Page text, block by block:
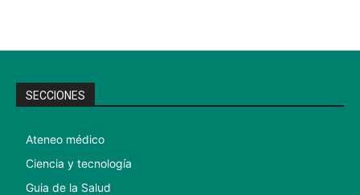
SECCIONES
Ateneo médico
Ciencia y tecnología
Guia de la Salud